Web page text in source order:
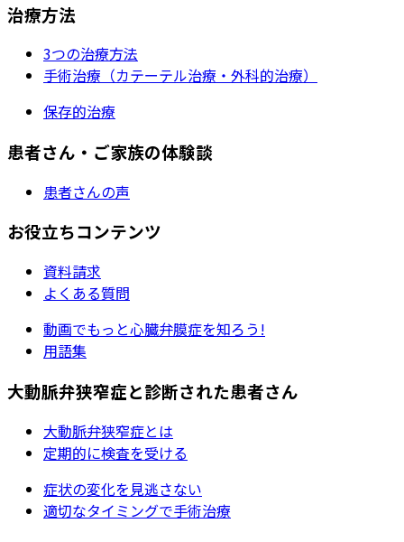
治療方法
3つの治療方法
手術治療（カテーテル治療・外科的治療）
保存的治療
患者さん・ご家族の体験談
患者さんの声
お役立ちコンテンツ
資料請求
よくある質問
動画でもっと心臓弁膜症を知ろう!
用語集
大動脈弁狭窄症と診断された患者さん
大動脈弁狭窄症とは
定期的に検査を受ける
症状の変化を見逃さない
適切なタイミングで手術治療